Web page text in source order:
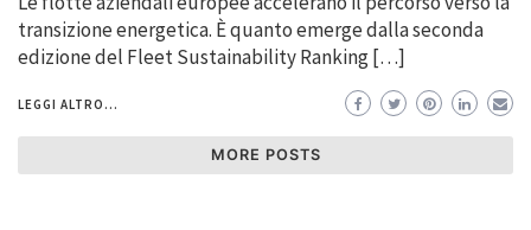
transizione energetica. È quanto emerge dalla seconda
edizione del Fleet Sustainability Ranking […]
LEGGI ALTRO...
MORE POSTS